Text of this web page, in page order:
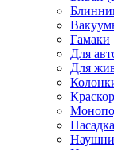
Гамаки
Для
Для